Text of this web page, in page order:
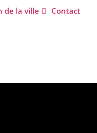
de la ville Contact